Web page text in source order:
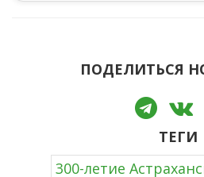
ПОДЕЛИТЬСЯ
ТЕГИ
300-летие